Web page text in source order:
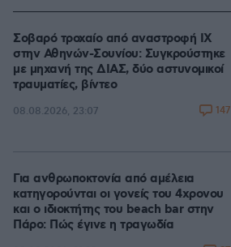
Σοβαρό τροχαίο από αναστροφή ΙΧ
στην Αθηνών-Σουνίου: Συγκρούστηκε
με μηχανή της ΔΙΑΣ, δύο αστυνομικοί
τραυματίες, βίντεο
08.08.2026, 23:07 147
Για ανθρωποκτονία από αμέλεια
κατηγορούνται οι γονείς του 4χρονου
και ο ιδιοκτήτης του beach bar στην
Πάρο: Πώς έγινε η τραγωδία